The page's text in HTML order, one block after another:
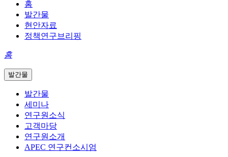
홈
발간물
현안자료
정책연구브리핑
홈
발간물
발간물
세미나
연구원소식
고객마당
연구원소개
APEC 연구컨소시엄